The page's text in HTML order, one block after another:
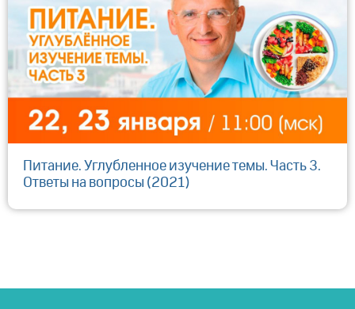
Питание. Углубленное изучение темы. Часть 3.
Ответы на вопросы (2021)